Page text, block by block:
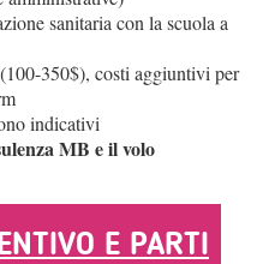
sanitaria con la scuola a
350$), costi aggiuntivi per
indicativi
MB e il volo
E PARTI